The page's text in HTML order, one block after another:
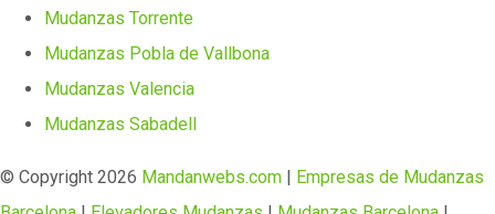
Mudanzas Torrente
Mudanzas Pobla de Vallbona
Mudanzas Valencia
Mudanzas Sabadell
© Copyright 2026 Mandanwebs.com | Empresas de Mudanzas